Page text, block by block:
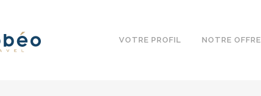
VOTRE PROFIL NOTRE OFFRE